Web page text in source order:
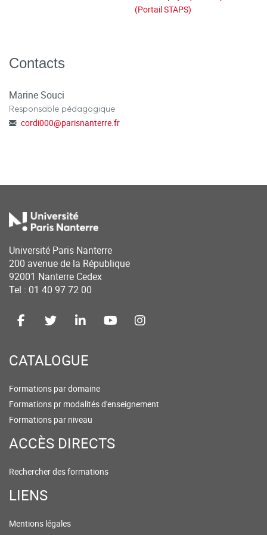
(Portail STAPS)
Contacts
Marine Souci
Responsable pédagogique
cordi000@parisnanterre.fr
Université Paris Nanterre
200 avenue de la République
92001 Nanterre Cedex
Tel : 01 40 97 72 00
CATALOGUE
Formations par domaine
Formations pr modalités d'enseignement
Formations par niveau
ACCÈS DIRECTS
Rechercher des formations
LIENS
Mentions légales